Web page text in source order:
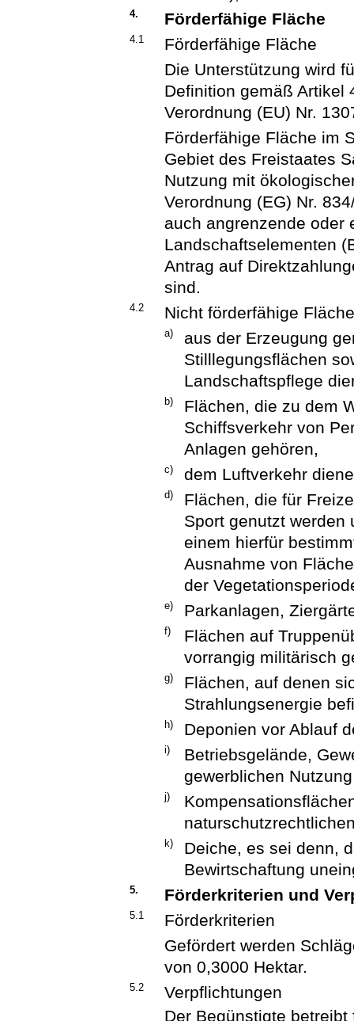
4. Förderfähige Fläche
4.1
Förderfähige Fläche
Die Unterstützung wird
Definition gemäß Artikel
Verordnung (EU) Nr.
Förderfähige Fläche im
Gebiet des Freistaates
Nutzung mit
Verordnung (EG) Nr.
auch angrenzende oder
Landschaftselementen
Antrag auf
sind.
4.2 Nicht förderfähige
a)
aus der Erzeugung
Stilllegungsflächen
Landschaftspflege
b)
Flächen, die zu dem
Schiffsverkehr von
Anlagen gehören,
c) dem Luftverkehr
d)
Flächen, die für
Sport genutzt werden
einem hierfür
Ausnahme von
der
e) Parkanlagen,
f)
Flächen auf
vorrangig militärisch
g)
Flächen, auf denen
Strahlungsenergie
h) Deponien vor Ablauf
i)
Betriebsgelände,
gewerblichen
j)
k)
Deiche, es sei denn,
Bewirtschaftung
5. Förderkriterien und
5.1
Förderkriterien
Gefördert werden
von 0,3000 Hektar.
5.2
Verpflichtungen
Der Begünstigte